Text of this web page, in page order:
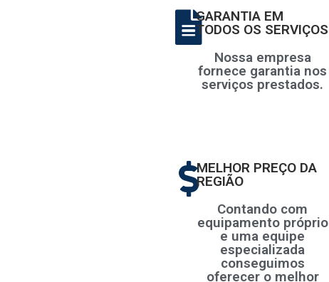
GARANTIA EM
TODOS OS SERVIÇOS
Nossa empresa
fornece garantia nos
serviços prestados.
MELHOR PREÇO DA
REGIÃO
Contando com
equipamento próprio
e uma equipe
especializada
conseguimos
oferecer o melhor